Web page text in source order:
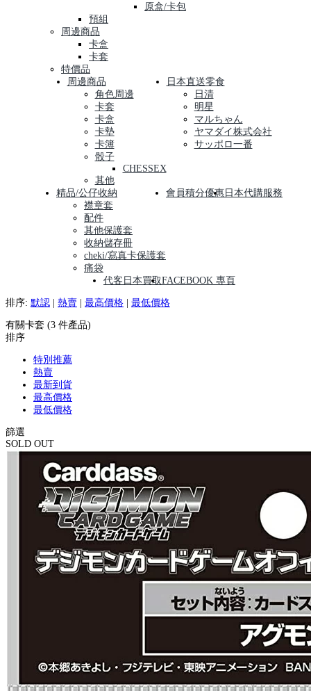
原盒/卡包
預組
周邊商品
卡盒
卡套
特價品
周邊商品
角色周邊
卡套
卡盒
卡墊
卡簿
骰子
CHESSEX
其他
日本直送零食
日清
明星
マルちゃん
ヤマダイ株式会社
サッポロ一番
精品/公仔收納
襟章套
配件
其他保護套
收納儲存冊
cheki/寫真卡保護套
痛袋
會員積分優惠 日本代購服務
代客日本買取FACEBOOK 專頁
排序: 默認 熱賣 最高價格 最低價格
有關卡套 (3 件產品)
排序
特別推薦
熱賣
最新到貨
最高價格
最低價格
篩選
SOLD OUT